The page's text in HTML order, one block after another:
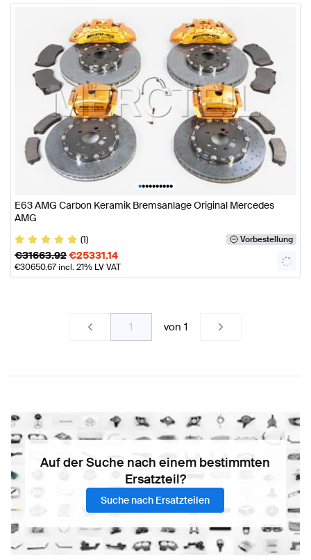
••••••••••
E63 AMG Carbon Keramik Bremsanlage Original Mercedes
AMG
(1)
Vorbestellung
€31663.92€25331.14
€30650.67incl. 21% LV VAT
von1
Auf der Suche nach einem bestimmten
Ersatzteil?
Suche nach Ersatzteilen